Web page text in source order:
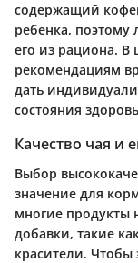
содержащий
ребенка,
его из рациона. В
рекомендациям
дать
состояния
Качество чая и
Выбор
значение для
многие продукты
добавки, такие
красители. Чтобы